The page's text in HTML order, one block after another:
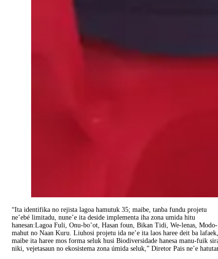
“Ita identifika no rejista lagoa hamutuk 35; maibe, tanba fundu projetu
ne’ebé limitadu, nune’e ita deside implementa iha zona umida hitu
hanesan:Lagoa Fuli, Onu-bo’ot, Hasan foun, Bikan Tidi, We-lenas, Modo-
mahut no Naan Kuru. Liuhosi projetu ida ne’e ita laos haree deit ba lafaek,
maibe ita haree mos forma seluk husi Biodiversidade hanesa manu-fuik
niki, vejetasaun no ekosistema zona úmida seluk,” Diretor Pais ne’e